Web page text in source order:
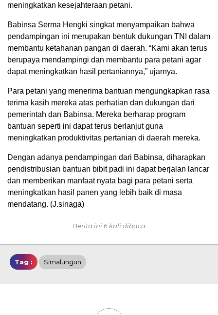
meningkatkan kesejahteraan petani.
Babinsa Serma Hengki singkat menyampaikan bahwa
pendampingan ini merupakan bentuk dukungan TNI dalam
membantu ketahanan pangan di daerah. “Kami akan terus
berupaya mendampingi dan membantu para petani agar
dapat meningkatkan hasil pertaniannya,” ujarnya.
Para petani yang menerima bantuan mengungkapkan rasa
terima kasih mereka atas perhatian dan dukungan dari
pemerintah dan Babinsa. Mereka berharap program
bantuan seperti ini dapat terus berlanjut guna
meningkatkan produktivitas pertanian di daerah mereka.
Dengan adanya pendampingan dari Babinsa, diharapkan
pendistribusian bantuan bibit padi ini dapat berjalan lancar
dan memberikan manfaat nyata bagi para petani serta
meningkatkan hasil panen yang lebih baik di masa
mendatang. (J.sinaga)
Berita ini 6 kali dibaca
Tag : Simalungun